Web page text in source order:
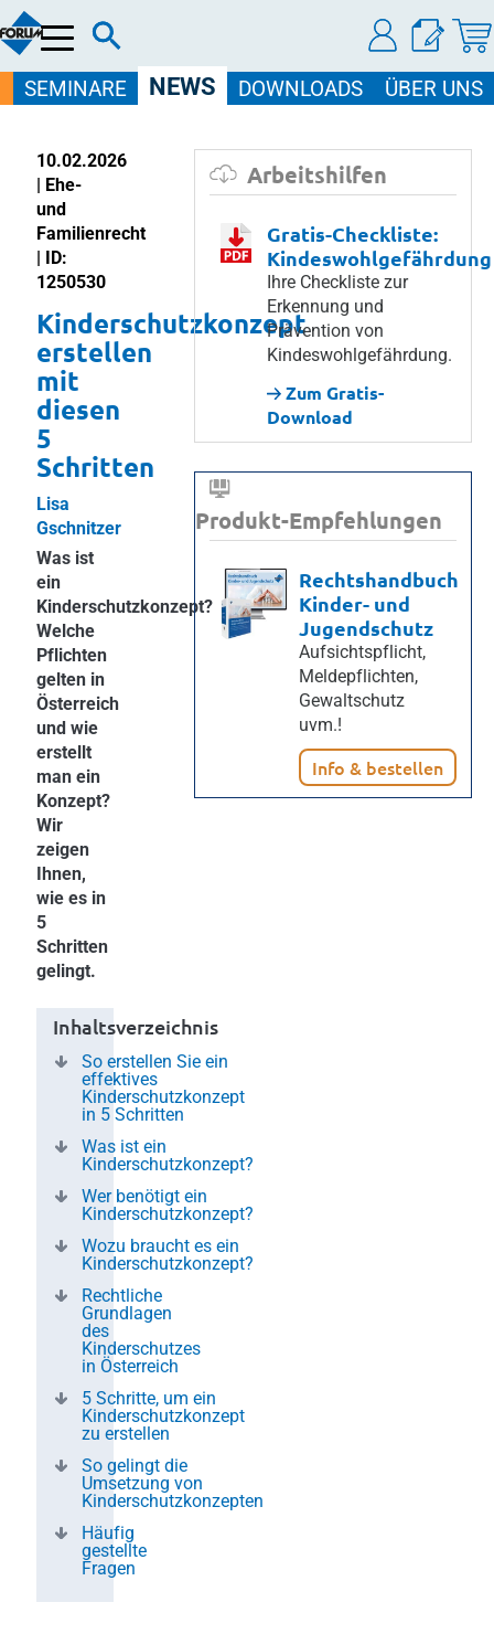
Menü
SEMINARE NEWS DOWNLOADS ÜBER UNS
10.02.2026
| Ehe-
und
Familienrecht
| ID:
1250530
Kinderschutzkonzept
erstellen
mit
diesen
5
Schritten
Lisa
Gschnitzer
Was ist
ein
Kinderschutzkonzept?
Welche
Pflichten
gelten in
Österreich
und wie
erstellt
man ein
Konzept?
Wir
zeigen
Ihnen,
wie es in
5
Schritten
gelingt.
Inhaltsverzeichnis
So erstellen Sie ein
effektives
Kinderschutzkonzept
in 5 Schritten
Was ist ein
Kinderschutzkonzept?
Wer benötigt ein
Kinderschutzkonzept?
Wozu braucht es ein
Kinderschutzkonzept?
Rechtliche
Grundlagen
des
Kinderschutzes
in Österreich
5 Schritte, um ein
Kinderschutzkonzept
zu erstellen
So gelingt die
Umsetzung von
Kinderschutzkonzepten
Häufig
gestellte
Fragen
Arbeitshilfen
Gratis-Checkliste:
Kindeswohlgefährdung
Ihre Checkliste zur
Erkennung und
Prävention von
Kindeswohlgefährdung.
Zum Gratis-
Download
Produkt-Empfehlungen
Rechtshandbuch
Kinder- und
Jugendschutz
Aufsichtspflicht,
Meldepflichten,
Gewaltschutz
uvm.!
Info & bestellen